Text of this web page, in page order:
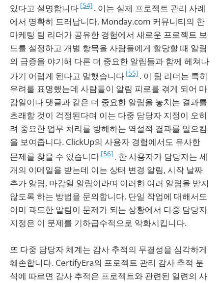
있다고 설명합니다 [54] . 이는 실제 프로젝트 관리 사례
에서 명확히 드러납니다. Monday.com 커뮤니티의 한
마케팅 팀 리더가 공유한 경험에서 새로운 프로젝트 보
드를 설정하고 개별 항목을 사람들에게 할당할 때 알림
의 급증을 야기해 다른 더 중요한 알림들과 함께 헤쳐나
가기 어렵게 된다고 말했습니다 [55] . 이 팀 리더는 특히
우려를 표명했는데 사람들이 알림 피로를 겪게 되어 마
감일이나 댓글과 같은 더 중요한 알림을 놓치는 결과를
초래할 것이 걱정된다며 이는 다중 담당자 지정이 오히
려 중요한 업무 처리를 방해하는 역설적 결과를 일으킴
을 보여줍니다. ClickUp의 사용자 경험에서도 유사한
문제를 찾을 수 있습니다 [56] . 한 사용자가 담당자는 세
개의 이메일을 받는데 이는 상태 변경 알림, 시작 날짜
추가 알림, 마감일 알림이라며 이러한 여러 알림을 받지
않도록 하는 방법을 문의합니다. 단일 작업에 대해서도
이미 과도한 알림이 문제가 되는 상황에서 다중 담당자
지정은 이 문제를 기하급수적으로 악화시킵니다.
또 다중 담당자 체계는 감사 추적의 무결성을 심각하게
훼손합니다. CertifyEra의 프로젝트 관리 감사 추적 분
석에 따르면 감사 추적은 프로젝트와 관련된 일련의 사